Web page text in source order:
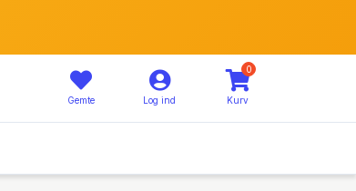
Gemte Log ind
0
Kurv